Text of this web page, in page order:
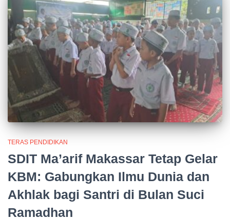
TERAS PENDIDIKAN
SDIT Ma’arif Makassar Tetap Gelar
KBM: Gabungkan Ilmu Dunia dan
Akhlak bagi Santri di Bulan Suci
Ramadhan